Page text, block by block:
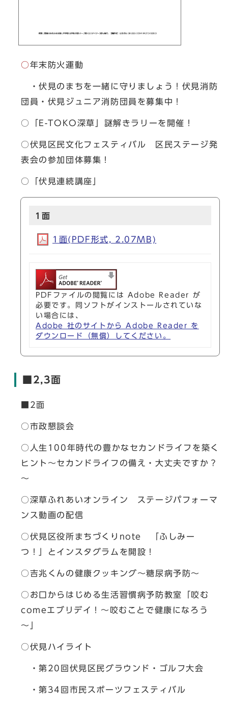
○年末防火運動
・伏見のまちを一緒に守りましょう！伏見消防
団員・伏見ジュニア消防団員を募集中！
○「E-TOKO深草」謎解きラリーを開催！
○伏見区民文化フェスティバル 区民ステージ発
表会の参加団体募集！
○「伏見連続講座」
1面
1面(PDF形式, 2.07MB)
PDFファイルの閲覧には Adobe Reader が
必要です。同ソフトがインストールされていな
い場合には、
Adobe 社のサイトから Adobe Reader を
ダウンロード（無償）してください。
■2,3面
■2面
○市政懇談会
○人生100年時代の豊かなセカンドライフを築く
ヒント～セカンドライフの備え・大丈夫ですか？
～
○深草ふれあいオンライン ステージパフォーマ
ンス動画の配信
○伏見区役所まちづくりnote 「ふしみー
つ！」とインスタグラムを開設！
○吉兆くんの健康クッキング～糖尿病予防～
○お口からはじめる生活習慣病予防教室「咬む
comeエブリデイ！～咬むことで健康になろう
～」
○伏見ハイライト
・第20回伏見区民グラウンド・ゴルフ大会
・第34回市民スポーツフェスティバル